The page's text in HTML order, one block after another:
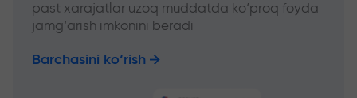
past xarajatlar uzoq muddatda ko‘proq foyda
jamg‘arish imkonini beradi
Barchasini ko‘rish